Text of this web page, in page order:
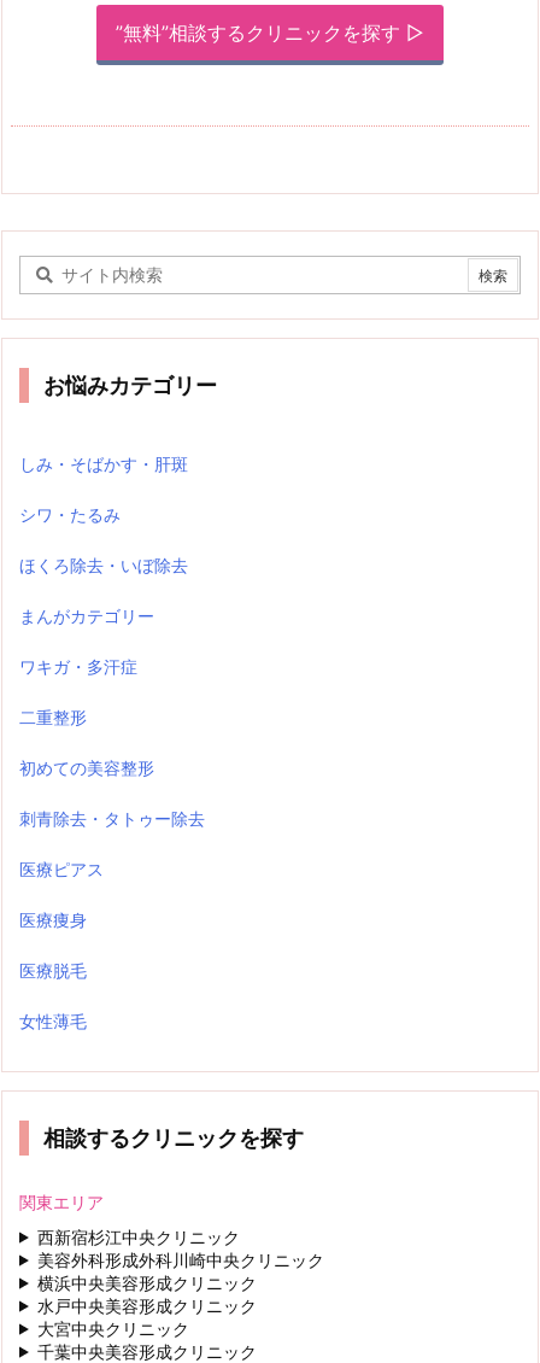
”無料”相談するクリニックを探す ▷
お悩みカテゴリー
しみ・そばかす・肝斑
シワ・たるみ
ほくろ除去・いぼ除去
まんがカテゴリー
ワキガ・多汗症
二重整形
初めての美容整形
刺青除去・タトゥー除去
医療ピアス
医療痩身
医療脱毛
女性薄毛
相談するクリニックを探す
関東エリア
西新宿杉江中央クリニック
美容外科形成外科川崎中央クリニック
横浜中央美容形成クリニック
水戸中央美容形成クリニック
大宮中央クリニック
千葉中央美容形成クリニック